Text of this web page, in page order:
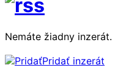
Nemáte žiadny inzerát.
Pridať inzerát